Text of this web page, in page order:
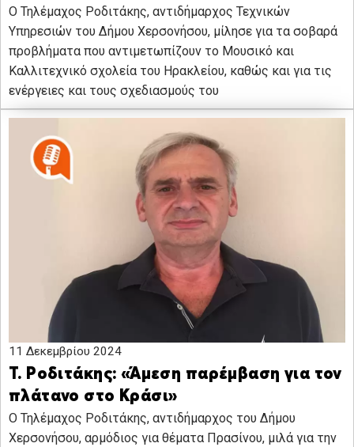
Ο Τηλέμαχος Ροδιτάκης, αντιδήμαρχος Τεχνικών
Υπηρεσιών του Δήμου Χερσονήσου, μίλησε για τα σοβαρά
προβλήματα που αντιμετωπίζουν το Μουσικό και
Καλλιτεχνικό σχολεία του Ηρακλείου, καθώς και για τις
ενέργειες και τους σχεδιασμούς του
11 Δεκεμβρίου 2024
Τ. Ροδιτάκης: «Άμεση παρέμβαση για τον
πλάτανο στο Κράσι»
Ο Τηλέμαχος Ροδιτάκης, αντιδήμαρχος του Δήμου
Χερσονήσου, αρμόδιος για θέματα Πρασίνου, μιλά για την